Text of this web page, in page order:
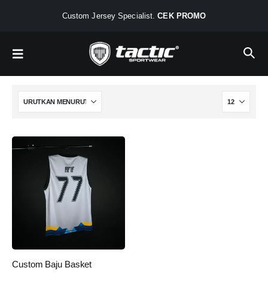
Custom Jersey Specialist.CEK PROMO
Custom Baju Basket